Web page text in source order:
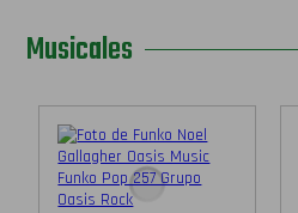
Musicales